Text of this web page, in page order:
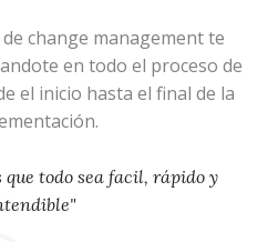
change management te
en todo el proceso de
el inicio hasta el final de la
todo sea facil, rápido y